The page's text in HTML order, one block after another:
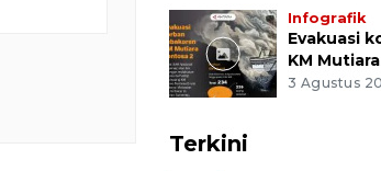
Infografik
Evakuasi
KM
3 Agustus
Terkini